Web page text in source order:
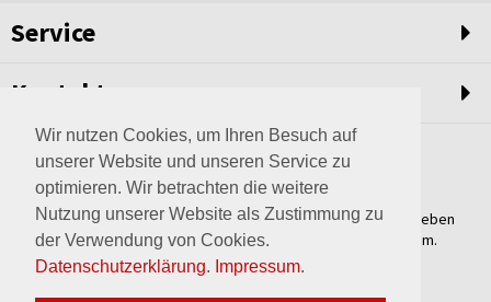
Wir nutzen Cookies, um Ihren Besuch auf
unserer Website und unseren Service zu
optimieren. Wir betrachten die weitere
Nutzung unserer Website als Zustimmung zu
der Verwendung von Cookies.
Datenschutzerklärung. Impressum.
Service
Kontakt
Weltweit setzen wir unsere Erfahrungswerte und unser Streben
nach innovativen Lösungen in unvergleichliche Anlagen um.
Erfahren Sie mehr über uns.